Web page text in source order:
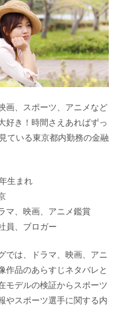
画、スポーツ、アニメなど
好き！時間さえあればずっ
ている東京都内勤務の金融
生まれ
マ、映画、アニメ鑑賞
員、ブロガー
では、ドラマ、映画、アニ
作品のあらすじネタバレと
モデルの検証からスポーツ
やスポーツ選手に関する内